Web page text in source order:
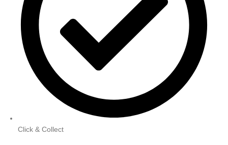
Click & Collect